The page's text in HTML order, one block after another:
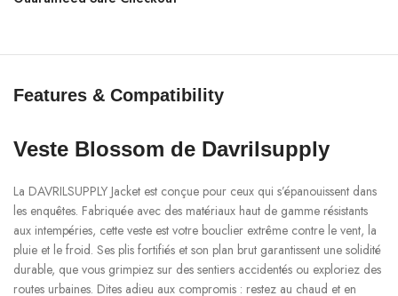
Features & Compatibility
Veste Blossom de Davrilsupply
La DAVRILSUPPLY Jacket est conçue pour ceux qui s’épanouissent dans
les enquêtes. Fabriquée avec des matériaux haut de gamme résistants
aux intempéries, cette veste est votre bouclier extrême contre le vent, la
pluie et le froid. Ses plis fortifiés et son plan brut garantissent une solidité
durable, que vous grimpiez sur des sentiers accidentés ou exploriez des
routes urbaines. Dites adieu aux compromis : restez au chaud et en